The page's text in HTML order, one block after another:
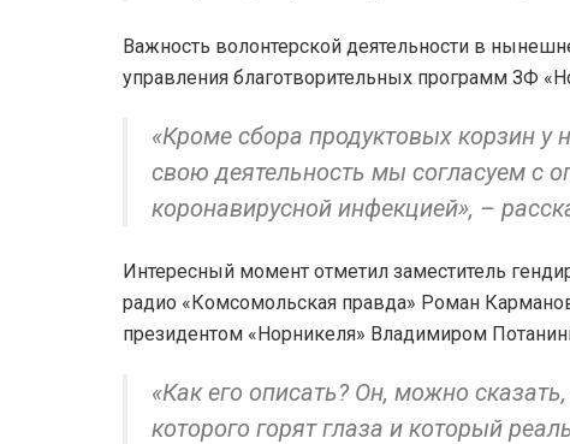
Важность волонтерской деятельности в
управления благотворительных программ ЗФ
«Кроме сбора продуктовых корзин
свою деятельность мы согласуем с
коронавирусной инфекцией», –
Интересный момент отметил заместитель
радио «Комсомольская правда» Роман
президентом «Норникеля» Владимиром
«Как его описать? Он, можно
которого горят глаза и который